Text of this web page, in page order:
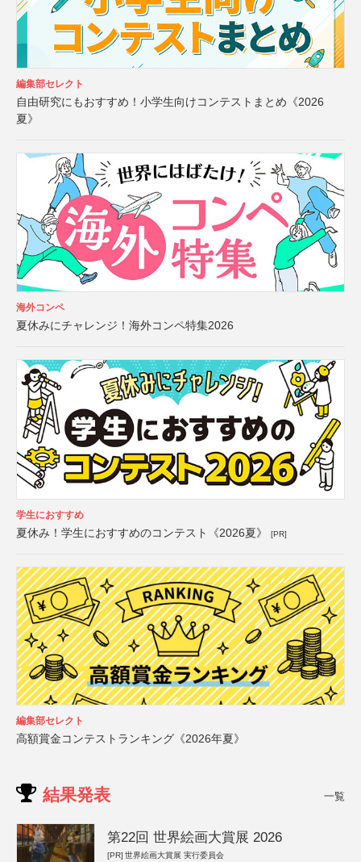
編集部セレクト
自由研究にもおすすめ！小学生向けコンテストまとめ《2026
夏》
海外コンペ
夏休みにチャレンジ！海外コンペ特集2026
学生におすすめ
夏休み！学生におすすめのコンテスト《2026夏》 [PR]
編集部セレクト
高額賞金コンテストランキング《2026年夏》
結果発表 一覧
第22回 世界絵画大賞展 2026
[PR] 世界絵画大賞展 実行委員会